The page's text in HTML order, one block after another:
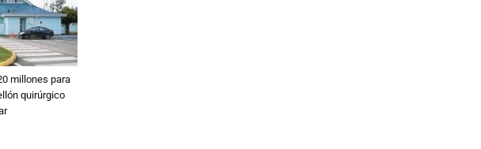
millones para
quirúrgico